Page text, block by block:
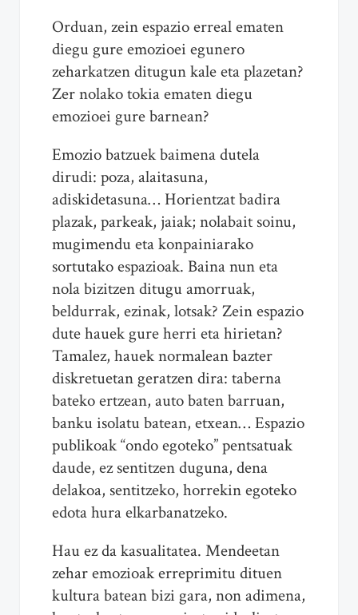
Orduan, zein espazio erreal ematen
diegu gure emozioei egunero
zeharkatzen ditugun kale eta plazetan?
Zer nolako tokia ematen diegu
emozioei gure barnean?
Emozio batzuek baimena dutela
dirudi: poza, alaitasuna,
adiskidetasuna… Horientzat badira
plazak, parkeak, jaiak; nolabait soinu,
mugimendu eta konpainiarako
sortutako espazioak. Baina nun eta
nola bizitzen ditugu amorruak,
beldurrak, ezinak, lotsak? Zein espazio
dute hauek gure herri eta hirietan?
Tamalez, hauek normalean bazter
diskretuetan geratzen dira: taberna
bateko ertzean, auto baten barruan,
banku isolatu batean, etxean… Espazio
publikoak “ondo egoteko” pentsatuak
daude, ez sentitzen duguna, dena
delakoa, sentitzeko, horrekin egoteko
edota hura elkarbanatzeko.
Hau ez da kasualitatea. Mendeetan
zehar emozioak erreprimitu dituen
kultura batean bizi gara, non adimena,